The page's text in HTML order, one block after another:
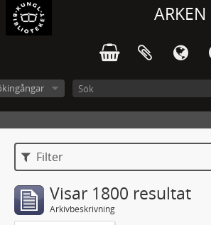
ARKEN
Filter
Visar 1800 resultat
Arkivbeskrivning